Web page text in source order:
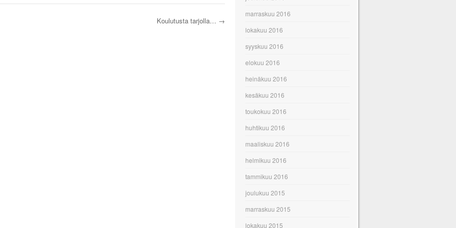
Koulutusta tarjolla… →
marraskuu 2016
lokakuu 2016
syyskuu 2016
elokuu 2016
heinäkuu 2016
kesäkuu 2016
toukokuu 2016
huhtikuu 2016
maaliskuu 2016
helmikuu 2016
tammikuu 2016
joulukuu 2015
marraskuu 2015
lokakuu 2015